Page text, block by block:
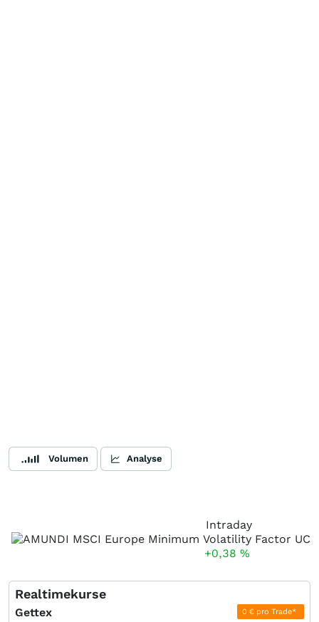
Volumen Analyse
Intraday
+0,38 %
Realtimekurse
Gettex 0 € pro Trade*